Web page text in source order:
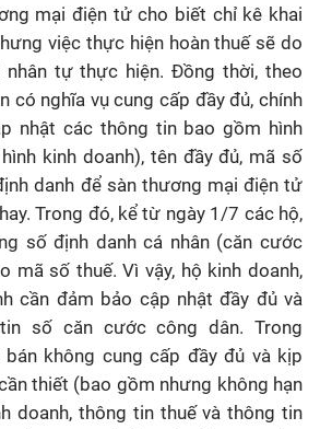
mại điện tử cho biết chỉ kê khai
việc thực hiện hoàn thuế sẽ do
nhân tự thực hiện. Đồng thời, theo
có nghĩa vụ cung cấp đầy đủ, chính
nhật các thông tin bao gồm hình
kinh doanh), tên đầy đủ, mã số
danh để sàn thương mại điện tử
Trong đó, kể từ ngày 1/7 các hộ,
số định danh cá nhân (căn cước
mã số thuế. Vì vậy, hộ kinh doanh,
cần đảm bảo cập nhật đầy đủ và
số căn cước công dân. Trong
không cung cấp đầy đủ và kịp
thiết (bao gồm nhưng không hạn
doanh, thông tin thuế và thông tin